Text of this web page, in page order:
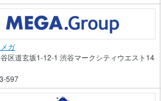
ガ
区道玄坂1-12-1 渋谷マークシティウエスト14
597